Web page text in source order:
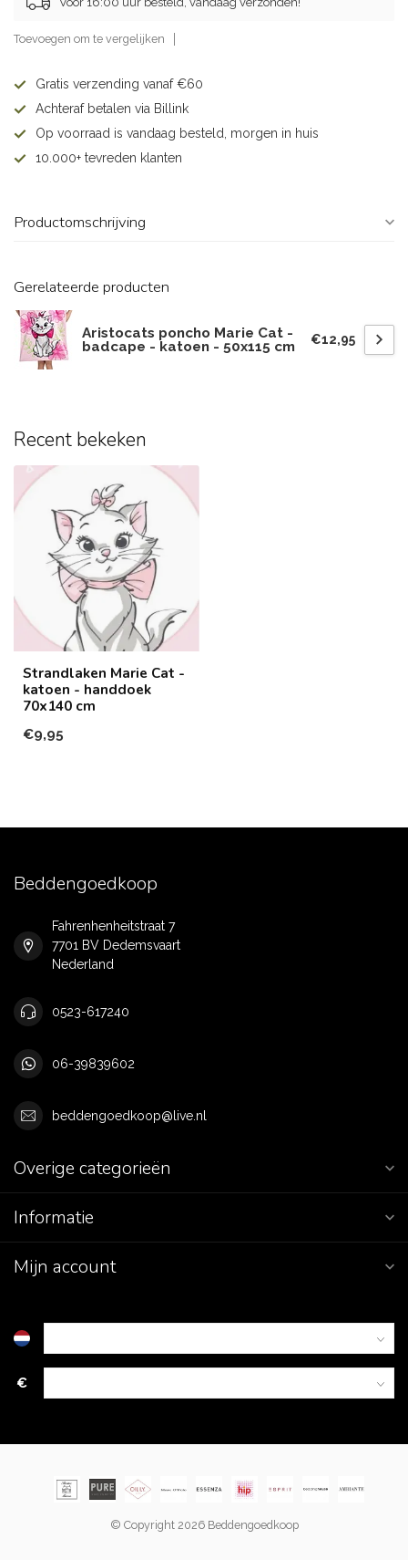
Toevoegen om te vergelijken
Gratis verzending vanaf €60
Achteraf betalen via Billink
Op voorraad is vandaag besteld, morgen in huis
10.000+ tevreden klanten
Productomschrijving
Gerelateerde producten
Aristocats poncho Marie Cat -
badcape - katoen - 50x115 cm
€12,95
Recent bekeken
Strandlaken Marie Cat -
katoen - handdoek
70x140 cm
€9,95
Beddengoedkoop
Fahrenhenheitstraat 7
7701 BV Dedemsvaart
Nederland
0523-617240
06-39839602
beddengoedkoop@live.nl
Overige categorieën
Informatie
Mijn account
€
© Copyright 2026 Beddengoedkoop